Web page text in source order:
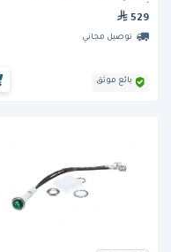
529
توصيل مجاني
بائع موثق